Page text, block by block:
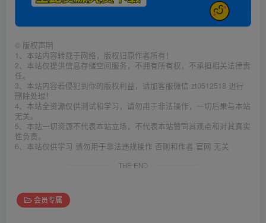
© 版权声明
1、本站内容转载于网络，版权归原作者所有！
2、本站仅提供信息存储空间服务，不拥有所有权，不承担相关法律责
任。
3、本站内容若侵犯到你的版权利益，请加客服微信 zt0512518 进行
删除处理！
4、本站全资源仅供测试和学习，请勿用于非法操作，一切后果与本站
无关。
5、本站一切资源不代表本站立场，不代表本站赞同其观点和对其真实
性负责。
6、本站仅供学习 请勿用于非法违规操作 否则和作者 官网 无关
THE END
会员专属